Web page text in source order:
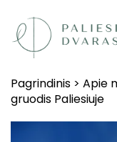
Pagrindinis > Apie
gruodis Paliesiuje